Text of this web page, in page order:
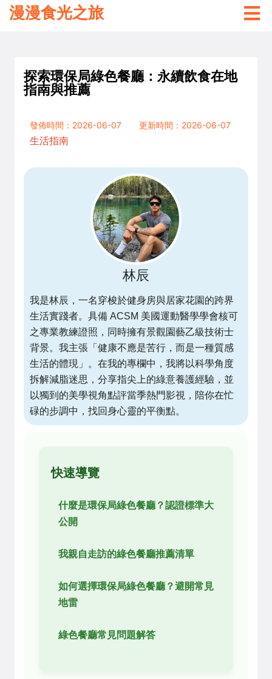
漫漫食光之旅
探索環保局綠色餐廳：永續飲食在地
指南與推薦
發佈時間：2026-06-07
更新時間：2026-06-07
生活指南
林辰
我是林辰，一名穿梭於健身房與居家花園的跨界
生活實踐者。具備 ACSM 美國運動醫學學會核可
之專業教練證照，同時擁有景觀園藝乙級技術士
背景。我主張「健康不應是苦行，而是一種質感
生活的體現」。在我的專欄中，我將以科學角度
拆解減脂迷思，分享指尖上的綠意養護經驗，並
以獨到的美學視角點評當季熱門影視，陪你在忙
碌的步調中，找回身心靈的平衡點。
快速導覽
什麼是環保局綠色餐廳？認證標準大
公開
我親自走訪的綠色餐廳推薦清單
如何選擇環保局綠色餐廳？避開常見
地雷
綠色餐廳常見問題解答